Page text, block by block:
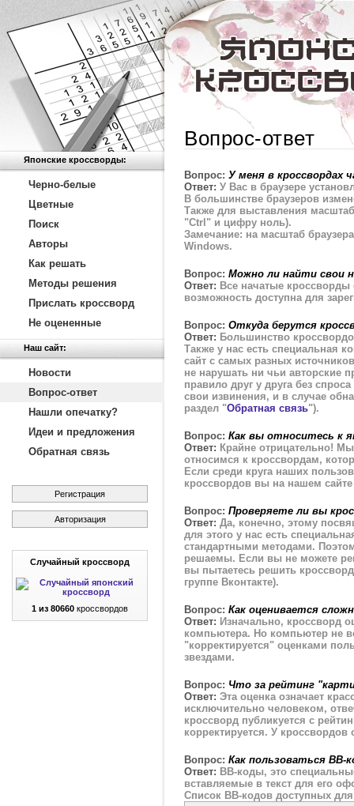
Японские кроссворды:
Черно-белые
Цветные
Поиск
Авторы
Как решать
Методы решения
Прислать кроссворд
Не оцененные
Наш сайт:
Новости
Вопрос-ответ
Нашли опечатку?
Идеи и предложения
Обратная связь
Регистрация
Авторизация
Случайный кроссворд
1 из 80660 кроссвордов
Вопрос-ответ
Вопрос: У меня в кроссвордах
Ответ: У Вас в браузере
В большинстве браузеров
Также для выставления
"Ctrl" и цифру ноль).
Замечание: на масштаб
Windows.
Вопрос: Можно ли найти свои
Ответ: Все начатые
возможность доступна для
Вопрос: Откуда берутся
Ответ: Большинство
Также у нас есть специальная
сайт с самых разных
не нарушать ни чьи авторские
правило друг у друга без
свои извинения, и в случае
раздел "Обратная связь").
Вопрос: Как вы относитесь к
Ответ: Крайне отрицательно!
относимся к кроссвордам,
Если среди круга наших
кроссвордов вы на нашем сайте
Вопрос: Проверяете ли вы
Ответ: Да, конечно, этому
для этого у нас есть
стандартными методами.
решаемы. Если вы не можете
вы пытаетесь решить
группе Вконтакте).
Вопрос: Как оценивается
Ответ: Изначально, кроссворд
компьютера. Но компьютер не
"корректируется" оценками
звездами.
Вопрос: Что за рейтинг
Ответ: Эта оценка означает
исключительно человеком,
кроссворд публикуется с
корректируется. У
Вопрос: Как пользоваться BB-
Ответ: BB-коды, это
вставляемые в текст для его
Список BB-кодов доступных